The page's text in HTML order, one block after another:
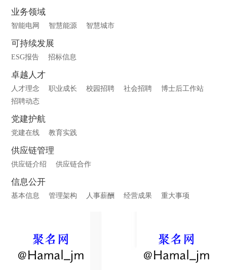
业务领域
智能电网 智慧能源 智慧城市
可持续发展
ESG报告 招标信息
卓越人才
人才理念 职业成长 校园招聘 社会招聘
博士后工作站
招聘动态
党建护航
党建在线 教育实践
供应链管理
供应链介绍 供应链合作
信息公开
基本信息 管理架构 人事薪酬 经营成果 重大事项